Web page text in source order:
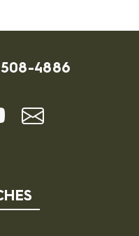
4886